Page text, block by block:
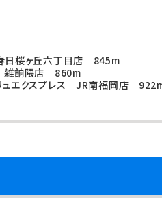
日桜ヶ丘六丁目店 845m
雑餉隈店 860m
ュエクスプレス JR南福岡店